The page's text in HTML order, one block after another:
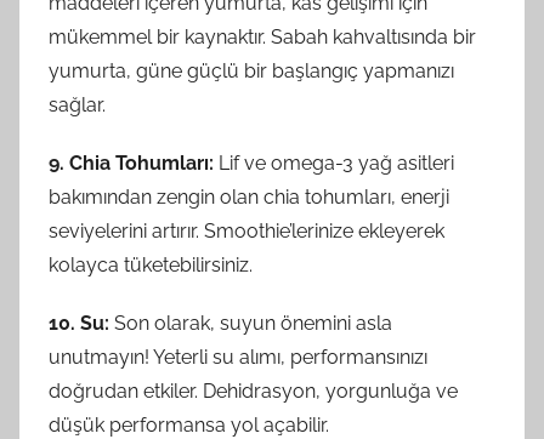
mükemmel bir kaynaktır. Sabah kahvaltısında bir
yumurta, güne güçlü bir başlangıç yapmanızı
sağlar.
9. Chia Tohumları: Lif ve omega-3 yağ asitleri
bakımından zengin olan chia tohumları, enerji
seviyelerini artırır. Smoothie’lerinize ekleyerek
kolayca tüketebilirsiniz.
10. Su: Son olarak, suyun önemini asla
unutmayın! Yeterli su alımı, performansınızı
doğrudan etkiler. Dehidrasyon, yorgunluğa ve
düşük performansa yol açabilir.